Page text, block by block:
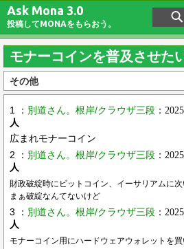
Ask Mona 3.0
投稿してMONAをもらおう。
モナーコインを普及させた
その他
1 ： 別道さん。根岸/クラウザ三段 ：
人
広まれモナーコイン
2 ： 別道さん。根岸/クラウザ三段 ：
人
財政破綻時にビットコイン、イーサリアムに次
まぁ破綻なんてないけど
3 ： 別道さん。根岸/クラウザ三段 ：
人
モナーコイン用にハードウェアウォレットを